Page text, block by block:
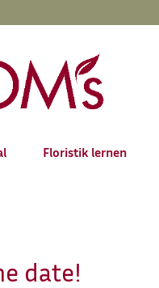
Floristik lernen
date!